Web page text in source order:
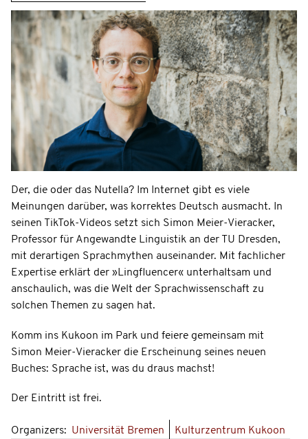
Der, die oder das Nutella? Im Internet gibt es viele
Meinungen darüber, was korrektes Deutsch ausmacht. In
seinen TikTok-Videos setzt sich Simon Meier-Vieracker,
Professor für Angewandte Linguistik an der TU Dresden,
mit derartigen Sprachmythen auseinander. Mit fachlicher
Expertise erklärt der »Lingfluencer« unterhaltsam und
anschaulich, was die Welt der Sprachwissenschaft zu
solchen Themen zu sagen hat.
Komm ins Kukoon im Park und feiere gemeinsam mit
Simon Meier-Vieracker die Erscheinung seines neuen
Buches: Sprache ist, was du draus machst!
Der Eintritt ist frei.
Organizers: Universität Bremen
Kulturzentrum Kukoon